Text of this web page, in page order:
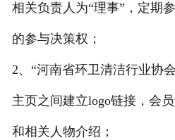
相关负责人为“理事”，定期
的参与决策权；
2、“河南省环卫清洁行业协
主页之间建立logo链接，会
和相关人物介绍；